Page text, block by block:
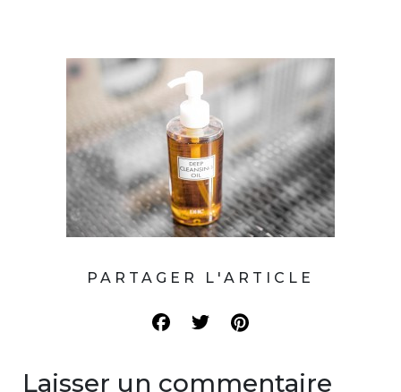
PARTAGER L'ARTICLE
Laisser un commentaire